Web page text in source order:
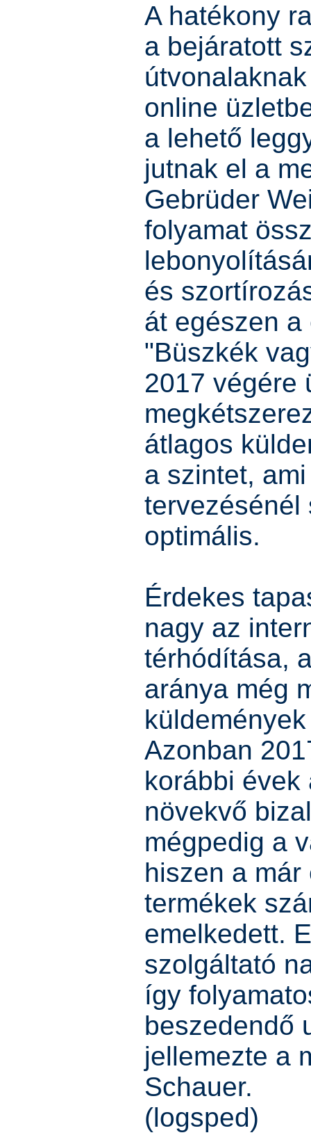
A hatékony
a bejáratott
online
a lehető
jutnak el a
Gebrüder
folyamat
és
át egészen
"Büszkék
2017 végére
átlagos
a szintet,
tervezésénél
optimális.
Érdekes
nagy az
térhódítása,
aránya még
Azonban
korábbi évek
növekvő
mégpedig a
hiszen a
termékek
emelkedett.
szolgáltató
így
beszedendő
jellemezte a
Schauer.
(logsped)